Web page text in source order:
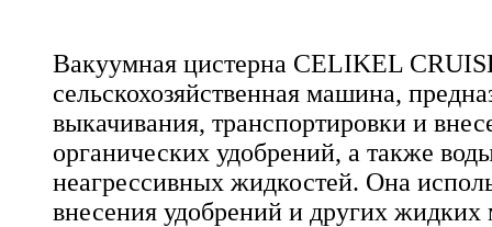
Вакуумная цистерна CELIKEL
сельскохозяйственная машина,
выкачивания, транспортировки и
органических удобрений, а также
неагрессивных жидкостей. Она
внесения удобрений и других жидких